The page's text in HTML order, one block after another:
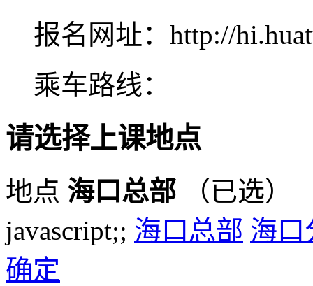
报名网址：http://
乘车路线：
请选择上课地点
地点 海口总部 （已选）
javascript;; 海口总部 海口
确定